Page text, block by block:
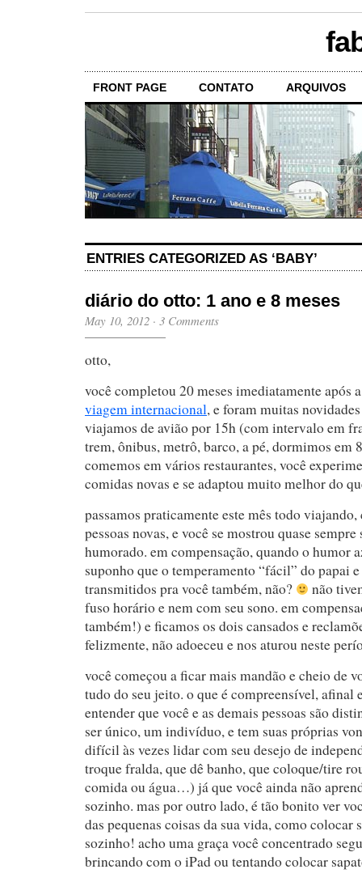
FRONT PAGE CONTATO ARQUIVOS
ENTRIES CATEGORIZED AS ‘BABY’
diário do otto: 1 ano e 8 meses
May 10, 2012 · 3 Comments
otto,
você completou 20 meses imediatamente após
viagem internacional, e foram muitas
viajamos de avião por 15h (com intervalo em
trem, ônibus, metrô, barco, a pé, dormimos em
comemos em vários restaurantes, você
comidas novas e se adaptou muito melhor do
passamos praticamente este mês todo
pessoas novas, e você se mostrou quase
humorado. em compensação, quando o humor
suponho que o temperamento “fácil” do papai
transmitidos pra você também, não?
não
fuso horário e nem com seu sono. em
também!) e ficamos os dois cansados e
felizmente, não adoeceu e nos aturou neste
você começou a ficar mais mandão e cheio de
tudo do seu jeito. o que é compreensível, afinal
entender que você e as demais pessoas são
ser único, um indivíduo, e tem suas próprias
difícil às vezes lidar com seu desejo de
troque fralda, que dê banho, que coloque/tire
comida ou água…) já que você ainda não
sozinho. mas por outro lado, é tão bonito ver
das pequenas coisas da sua vida, como colocar
sozinho! acho uma graça você concentrado
brincando com o iPad ou tentando colocar